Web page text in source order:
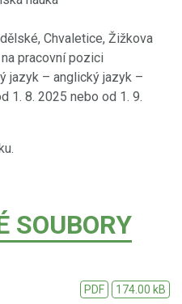
Chvaletice, Žižkova
pracovní pozici
jazyk – anglický jazyk –
1. 8. 2025 nebo od 1. 9.
SOUBORY
PDF 174.00 kB